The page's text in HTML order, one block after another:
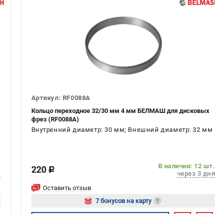
Артикул: RF0088A
Кольцо переходное 32/30 мм 4 мм БЕЛМАШ для дисковых
фрез (RF0088A)
Внутренний диаметр: 30 мм; Внешний диаметр: 32 мм
220 c
В наличии: 12 шт.
через 3 дня
Оставить отзыв
7 бонусов на карту
?